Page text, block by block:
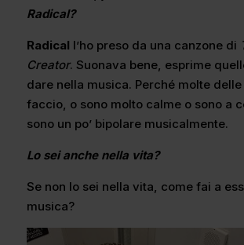
Radical?
Radical l’ho preso da una canzone di
Creator. Suonava bene, esprime
dare nella musica. Perché molte
faccio, o sono molto calme o sono a
sono un po’ bipolare musicalmente.
Lo sei anche nella vita?
Se non lo sei nella vita, come fai a
musica?